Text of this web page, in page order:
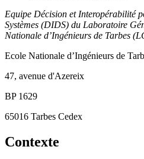
Equipe Décision et Interopérabilité
Systèmes (DIDS) du Laboratoire
Nationale d’Ingénieurs de Tarbes
Ecole Nationale d’Ingénieurs de
47, avenue d'Azereix
BP 1629
65016 Tarbes Cedex
Contexte